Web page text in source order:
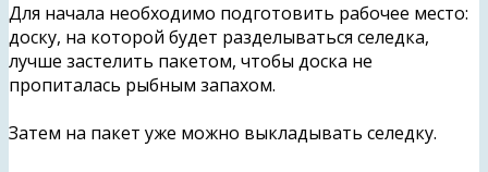
Для начала необходимо подготовить рабочее место:
доску, на которой будет разделываться селедка,
лучше застелить пакетом, чтобы доска не
пропиталась рыбным запахом.
Затем на пакет уже можно выкладывать селедку.